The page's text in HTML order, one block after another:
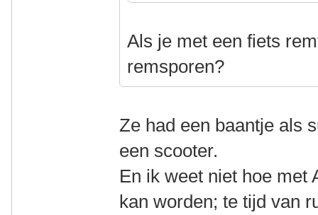
Als je met een fiets
remsporen?
Ze had een baantje als
een scooter.
En ik weet niet hoe met
kan worden; te tijd van